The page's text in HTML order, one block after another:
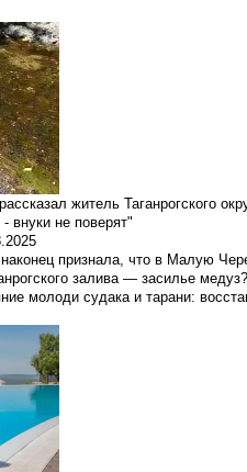
житель Таганрогского
внуки не поверят"
признала, что в Малую
залива — засилье медуз?
молоди судака и тарани: